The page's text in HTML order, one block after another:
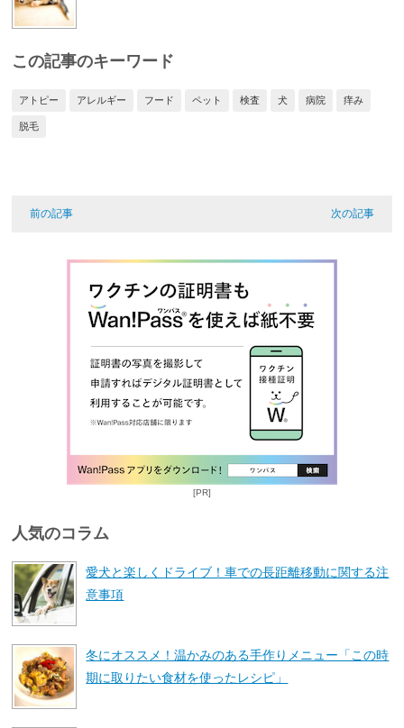
この記事のキーワード
アトピー アレルギー フード ペット 検査 犬 病院 痒み
脱毛
前の記事 次の記事
[PR]
人気のコラム
愛犬と楽しくドライブ！車での長距離移動に関する注
意事項
冬にオススメ！温かみのある手作りメニュー「この時
期に取りたい食材を使ったレシピ」